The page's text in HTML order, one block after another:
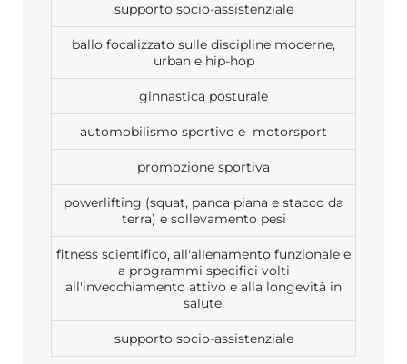
supporto socio-assistenziale
ballo focalizzato sulle discipline moderne,
urban e hip-hop
ginnastica posturale
automobilismo sportivo e motorsport
promozione sportiva
powerlifting (squat, panca piana e stacco da
terra) e sollevamento pesi
fitness scientifico, all'allenamento funzionale e
a programmi specifici volti
all'invecchiamento attivo e alla longevità in
salute.
supporto socio-assistenziale